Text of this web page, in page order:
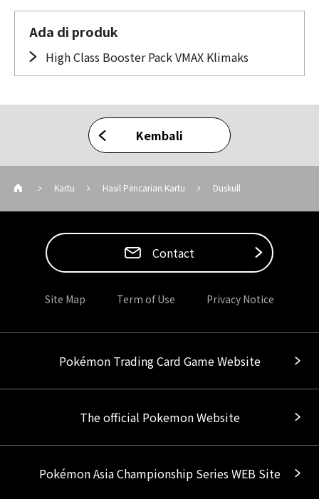
Ada di produk
High Class Booster Pack VMAX Klimaks
Kembali
Kartu Hasil Pencarian Kartu Duskull
Contact
Site Map Term of Use Privacy Notice
Pokémon Trading Card Game Website
The official Pokemon Website
Pokémon Asia Championship Series WEB Site